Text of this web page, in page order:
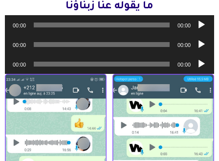
ما يقوله عنا زبناؤنا
مشغل
الصوت
00:00
00:00
مشغل
الصوت
00:00
00:00
مشغل
الصوت 00:00
00:00